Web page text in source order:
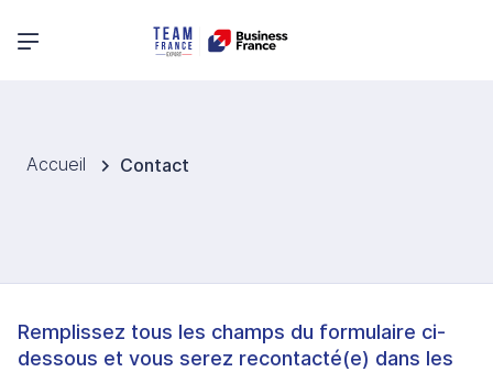
Menu principal
Accueil Contact
Remplissez tous les champs du formulaire ci-
dessous et vous serez recontacté(e) dans les